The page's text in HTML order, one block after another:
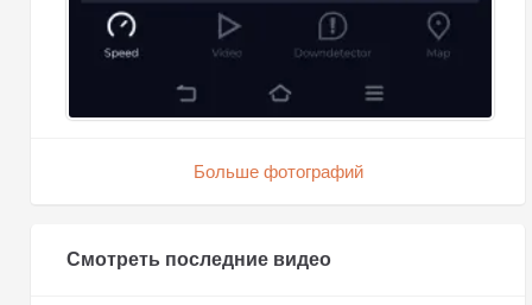
Больше фотографий
Смотреть последние видео